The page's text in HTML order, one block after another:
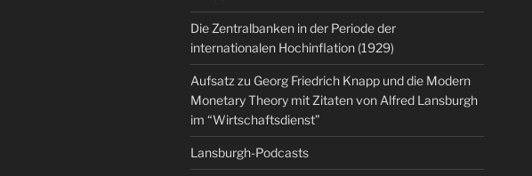
Die Zentralbanken in der Periode der
internationalen Hochinflation (1929)
Aufsatz zu Georg Friedrich Knapp und die Modern
Monetary Theory mit Zitaten von Alfred Lansburgh
im “Wirtschaftsdienst”
Lansburgh-Podcasts